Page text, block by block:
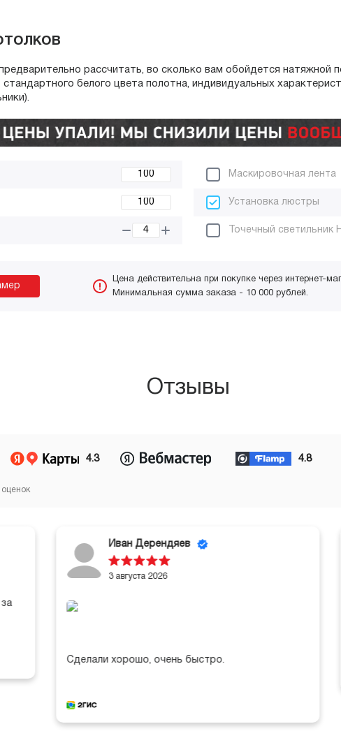
рассчитать, во сколько вам обойдется натяжной
белого цвета полотна, индивидуальных
Маскировочная лента
Установка люстры
Точечный светильник
Цена действительна при покупке через интернет-
Минимальная сумма заказа - 10 000 рублей.
Отзывы
4.3 4.8
оценок
Иван Дерендяев
3 августа 2026
Сделали хорошо, очень быстро.